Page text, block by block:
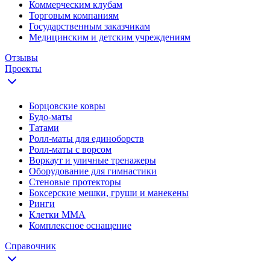
Коммерческим клубам
Торговым компаниям
Государственным заказчикам
Медицинским и детским учреждениям
Отзывы
Проекты
Борцовские ковры
Будо-маты
Татами
Ролл-маты для единоборств
Ролл-маты с ворсом
Воркаут и уличные тренажеры
Оборудование для гимнастики
Стеновые протекторы
Боксерские мешки, груши и манекены
Ринги
Клетки ММА
Комплексное оснащение
Справочник